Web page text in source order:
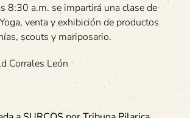
8:30 a.m. se impartirá una clase de
venta y exhibición de productos
scouts y mariposario.
Corrales León